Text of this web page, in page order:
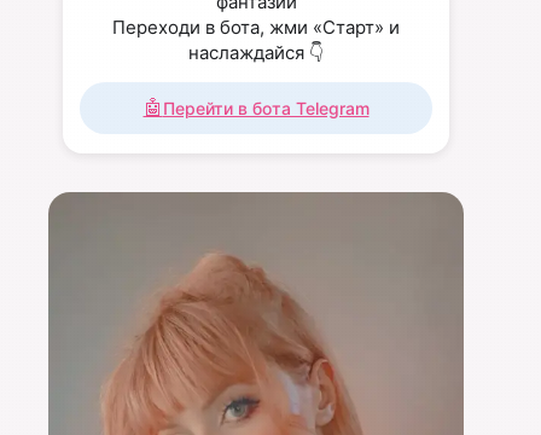
Переходи в бота, жми «Старт» и
наслаждайся 👇
🤖 Перейти в бота Telegram